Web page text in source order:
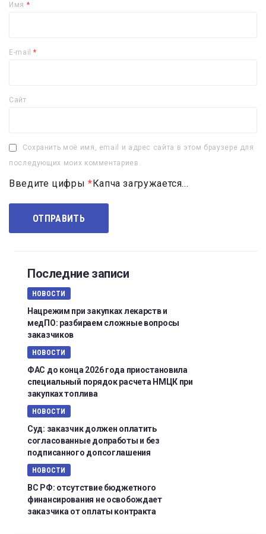
Имя *
E-mail*
Сайт
Сохранить моё имя, email и адрес сайта в этом браузере для
последующих моих комментариев.
Введите цифры * Капча загружается...
Последние записи
НОВОСТИ
Нацрежим при закупках лекарств и
медПО: разбираем сложные вопросы
заказчиков
НОВОСТИ
ФАС до конца 2026 года приостановила
специальный порядок расчета НМЦК при
закупках топлива
НОВОСТИ
Суд: заказчик должен оплатить
согласованные допработы и без
подписанного допсоглашения
НОВОСТИ
ВС РФ: отсутствие бюджетного
финансирования не освобождает
заказчика от оплаты контракта